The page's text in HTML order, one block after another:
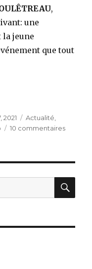
,
une
la jeune
que tout
2021 Catégories
Actualité
10 commentairessur
Salado.